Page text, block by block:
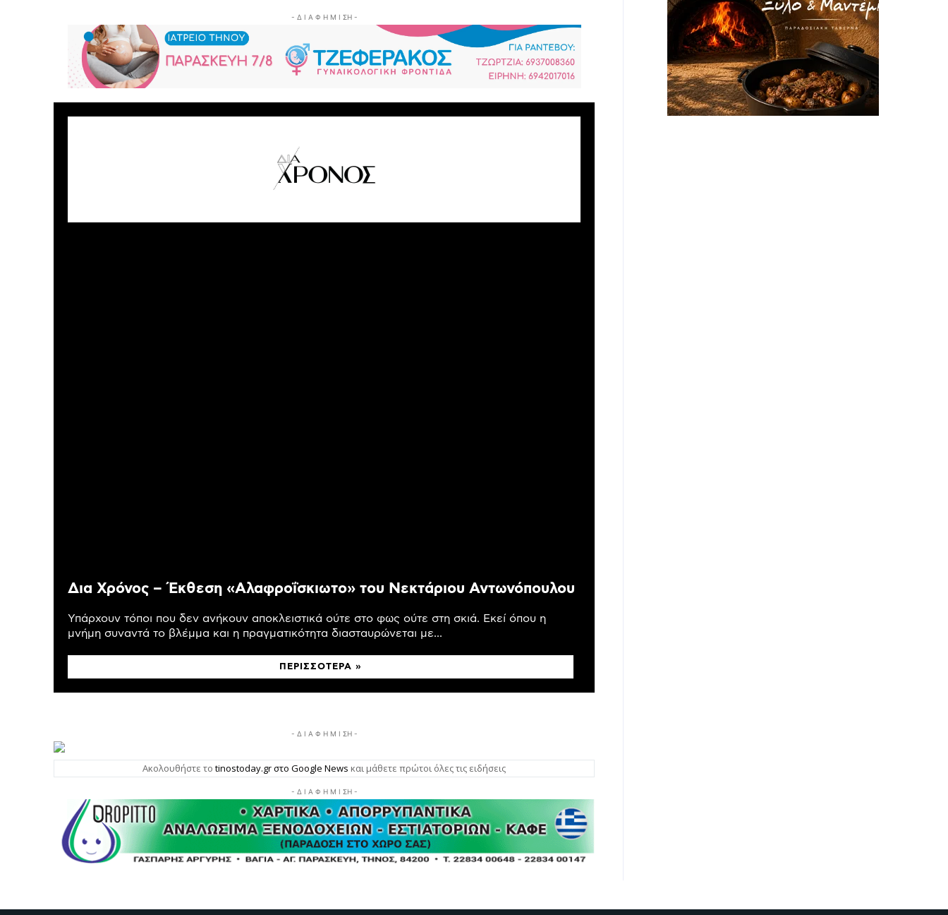
- Δ Ι Α Φ Η Μ Ι ΣΗ -
Δια Χρόνος – Έκθεση «Αλαφροΐσκιωτο» του Νεκτάριου Αντωνόπουλου
Υπάρχουν τόποι που δεν ανήκουν αποκλειστικά ούτε στο φως ούτε στη σκιά. Εκεί όπου η
μνήμη συναντά το βλέμμα και η πραγματικότητα διασταυρώνεται με...
ΠΕΡΙΣΣΌΤΕΡΑ »
- Δ Ι Α Φ Η Μ Ι ΣΗ -
Ακολουθήστε το tinostoday.gr στο Google News και μάθετε πρώτοι όλες τις ειδήσεις
- Δ Ι Α Φ Η Μ Ι ΣΗ -